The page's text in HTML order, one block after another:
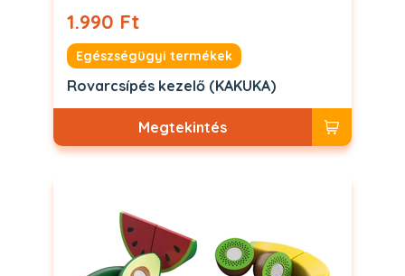
1.990 Ft
Egészségügyi termékek
Rovarcsípés kezelő (KAKUKA)
Megtekintés